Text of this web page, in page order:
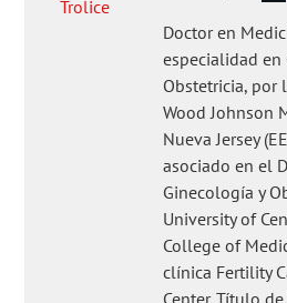
Doctor en
especialidad en
Obstetricia, por
Wood Johnson
Nueva Jersey
asociado en el
Ginecología y
University of
College of
clínica Fertility
Center. Título de